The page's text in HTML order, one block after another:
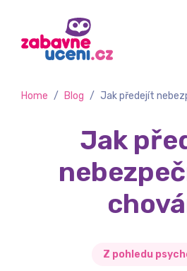
Home / Blog / Jak předejít
Jak
Z pohledu